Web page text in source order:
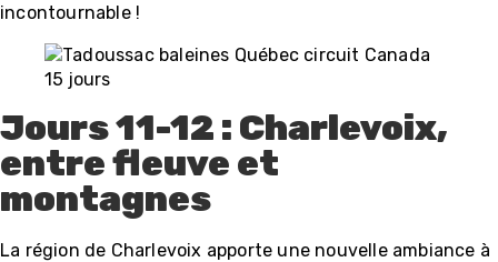
incontournable !
Jours 11-12 : Charlevoix,
entre fleuve et
montagnes
La région de Charlevoix apporte une nouvelle ambiance à